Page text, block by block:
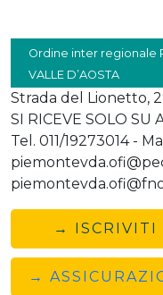
Ordine inter regionale
VALLE D’AOSTA
Strada del Lionetto,
SI RICEVE SOLO SU
Tel. 011/19273014 -
→ ISCRIVITI
→